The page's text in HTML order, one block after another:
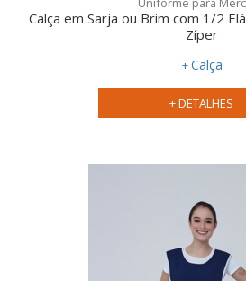
Calça em Sarja ou Brim com 1/2
Zíper
Calça
+ DETALHES